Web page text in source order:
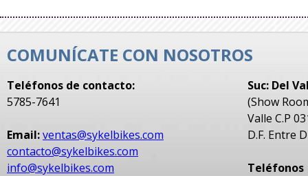
COMUNÍCATE CON NOSOTROS
Teléfonos de contacto:
5785-7641
Email:ventas@sykelbikes.com
contacto@sykelbikes.com
info@sykelbikes.com
Suc: Del
(Show
Valle C.P
D.F. Entre
Teléfonos